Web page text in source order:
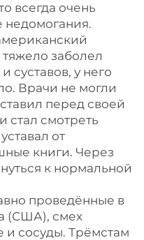
всегда очень
недомогания.
заболел
суставов, у него
Врачи не могли
перед своей
стал смотреть
от
книги. Через
к нормальной
проведённые в
(США), смех
и сосуды. Трёмстам